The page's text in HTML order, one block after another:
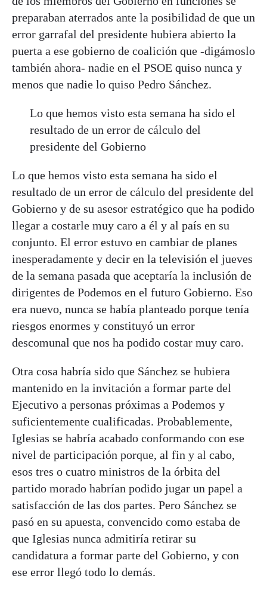
preparaban aterrados ante la posibilidad de que un
error garrafal del presidente hubiera abierto la
puerta a ese gobierno de coalición que -digámoslo
también ahora- nadie en el PSOE quiso nunca y
menos que nadie lo quiso Pedro Sánchez.
Lo que hemos visto esta semana ha sido el
resultado de un error de cálculo del
presidente del Gobierno
Lo que hemos visto esta semana ha sido el
resultado de un error de cálculo del presidente del
Gobierno y de su asesor estratégico que ha podido
llegar a costarle muy caro a él y al país en su
conjunto. El error estuvo en cambiar de planes
inesperadamente y decir en la televisión el jueves
de la semana pasada que aceptaría la inclusión de
dirigentes de Podemos en el futuro Gobierno. Eso
era nuevo, nunca se había planteado porque tenía
riesgos enormes y constituyó un error
descomunal que nos ha podido costar muy caro.
Otra cosa habría sido que Sánchez se hubiera
mantenido en la invitación a formar parte del
Ejecutivo a personas próximas a Podemos y
suficientemente cualificadas. Probablemente,
Iglesias se habría acabado conformando con ese
nivel de participación porque, al fin y al cabo,
esos tres o cuatro ministros de la órbita del
partido morado habrían podido jugar un papel a
satisfacción de las dos partes. Pero Sánchez se
pasó en su apuesta, convencido como estaba de
que Iglesias nunca admitiría retirar su
candidatura a formar parte del Gobierno, y con
ese error llegó todo lo demás.